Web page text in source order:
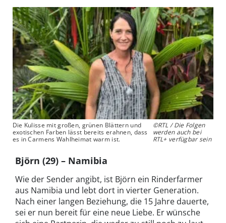
Die Kulisse mit großen, grünen Blättern und
exotischen Farben lässt bereits erahnen, dass
es in Carmens Wahlheimat warm ist.
©RTL / Die Folgen
werden auch bei
RTL+ verfügbar sein
Björn (29) – Namibia
Wie der Sender angibt, ist Björn ein Rinderfarmer
aus Namibia und lebt dort in vierter Generation.
Nach einer langen Beziehung, die 15 Jahre dauerte,
sei er nun bereit für eine neue Liebe. Er wünsche